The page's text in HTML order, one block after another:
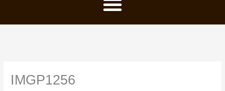
IMGP1256